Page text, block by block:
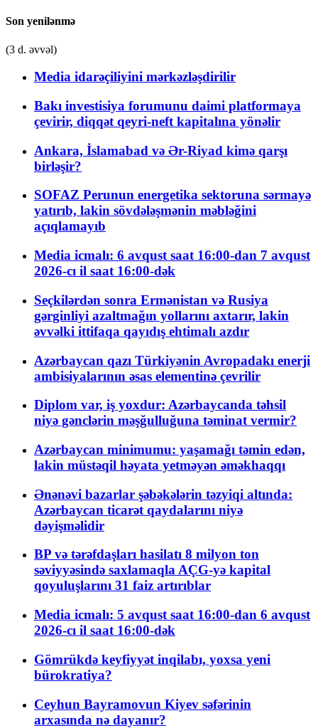
Son yenilənmə
(3 d. əvvəl)
Media idarəçiliyini mərkəzləşdirilir
Bakı investisiya forumunu daimi platformaya
çevirir, diqqət qeyri-neft kapitalına yönəlir
Ankara, İslamabad və Ər-Riyad kimə qarşı
birləşir?
SOFAZ Perunun energetika sektoruna sərmayə
yatırıb, lakin sövdələşmənin məbləğini
açıqlamayıb
Media icmalı: 6 avqust saat 16:00-dan 7 avqust
2026-cı il saat 16:00-dək
Seçkilərdən sonra Ermənistan və Rusiya
gərginliyi azaltmağın yollarını axtarır, lakin
əvvəlki ittifaqa qayıdış ehtimalı azdır
Azərbaycan qazı Türkiyənin Avropadakı enerji
ambisiyalarının əsas elementinə çevrilir
Diplom var, iş yoxdur: Azərbaycanda təhsil
niyə gənclərin məşğulluğuna təminat vermir?
Azərbaycan minimumu: yaşamağı təmin edən,
lakin müstəqil həyata yetməyən əməkhaqqı
Ənənəvi bazarlar şəbəkələrin təzyiqi altında:
Azərbaycan ticarət qaydalarını niyə
dəyişməlidir
BP və tərəfdaşları hasilatı 8 milyon ton
səviyyəsində saxlamaqla AÇG-yə kapital
qoyuluşlarını 31 faiz artırıblar
Media icmalı: 5 avqust saat 16:00-dan 6 avqust
2026-cı il saat 16:00-dək
Gömrükdə keyfiyyət inqilabı, yoxsa yeni
bürokratiya?
Ceyhun Bayramovun Kiyev səfərinin
arxasında nə dayanır?